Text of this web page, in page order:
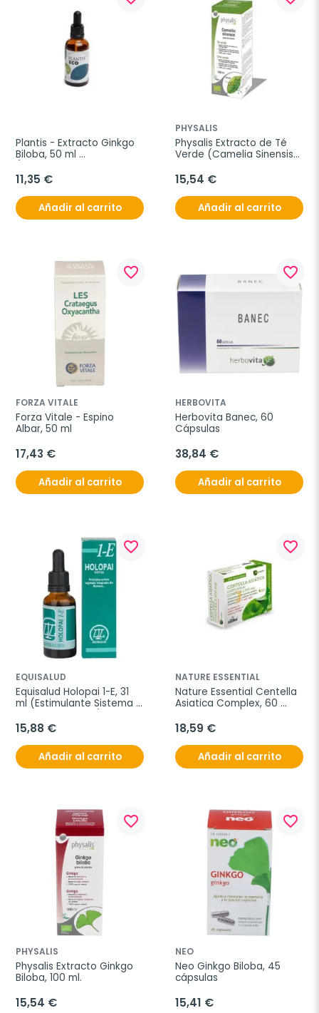
Plantis - Extracto Ginkgo
Biloba, 50 ml
Alimenticio)
11,35 €
Añadir al carrito
PHYSALIS
Physalis Extracto de Té
Verde (Camelia Sinensis),
15,54 €
Añadir al carrito
favorite_border
FORZA VITALE
Forza Vitale - Espino
Albar, 50 ml
17,43 €
Añadir al carrito
favorite_border
HERBOVITA
Herbovita Banec, 60
Cápsulas
38,84 €
Añadir al carrito
favorite_border
EQUISALUD
Equisalud Holopai 1-E, 31
ml (Estimulante Sistema
15,88 €
Añadir al carrito
favorite_border
NATURE ESSENTIAL
Nature Essential Centella
Asiatica Complex, 60
18,59 €
Añadir al carrito
favorite_border
PHYSALIS
Physalis Extracto Ginkgo
Biloba, 100 ml.
15,54 €
favorite_border
NEO
Neo Ginkgo Biloba, 45
cápsulas
15,41 €